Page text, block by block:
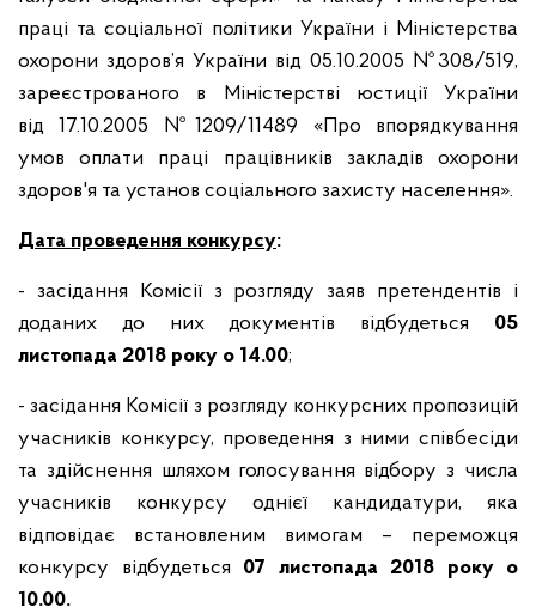
праці та соціальної політики України і Міністерства
охорони здоров’я України від 05.10.2005 №308/519,
зареєстрованого в Міністерстві юстиції України
від 17.10.2005 №1209/11489 «Про впорядкування
умов оплати праці працівників закладів охорони
здоров'я та установ соціального захисту населення».
Дата проведення конкурсу:
- засідання Комісії з розгляду заяв претендентів і
доданих до них документів відбудеться 05
листопада 2018 року о 14.00;
- засідання Комісії з розгляду конкурсних пропозицій
учасників конкурсу, проведення з ними співбесіди
та здійснення шляхом голосування відбору з числа
учасників конкурсу однієї кандидатури, яка
відповідає встановленим вимогам – переможця
конкурсу відбудеться 07 листопада 2018 рокуо
10.00.